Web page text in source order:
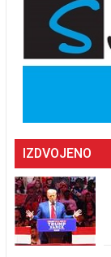
IZDVOJENO